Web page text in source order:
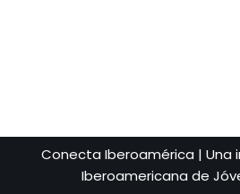
Conecta Iberoamérica | Una
Iberoamericana de